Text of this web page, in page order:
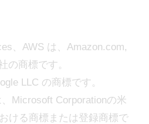
、AWS は、Amazon.com,
の商標です。
LLC の商標です。
Microsoft Corporationの米
ける商標または登録商標で